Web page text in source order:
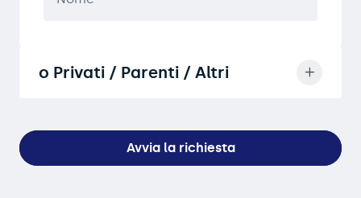
o Privati / Parenti / Altri
Avvia la richiesta